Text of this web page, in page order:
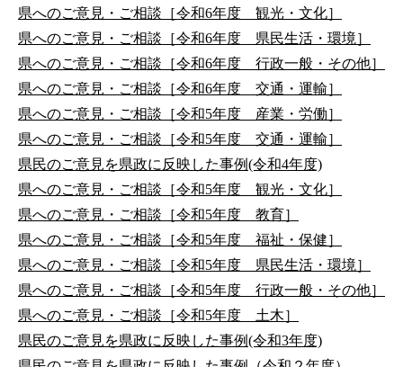
県へのご意見・ご相談［令和6年度 観光・文化］
県へのご意見・ご相談［令和6年度 県民生活・環境］
県へのご意見・ご相談［令和6年度 行政一般・その他］
県へのご意見・ご相談［令和6年度 交通・運輸］
県へのご意見・ご相談［令和5年度 産業・労働］
県へのご意見・ご相談［令和5年度 交通・運輸］
県民のご意見を県政に反映した事例(令和4年度)
県へのご意見・ご相談［令和5年度 観光・文化］
県へのご意見・ご相談［令和5年度 教育］
県へのご意見・ご相談［令和5年度 福祉・保健］
県へのご意見・ご相談［令和5年度 県民生活・環境］
県へのご意見・ご相談［令和5年度 行政一般・その他］
県へのご意見・ご相談［令和5年度 土木］
県民のご意見を県政に反映した事例(令和3年度)